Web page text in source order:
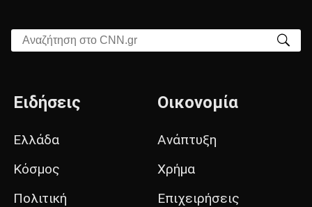
Αναζήτηση στο CNN.gr
Ειδήσεις
Ελλάδα
Κόσμος
Πολιτική
Οικονομία
Ανάπτυξη
Χρήμα
Επιχειρήσεις